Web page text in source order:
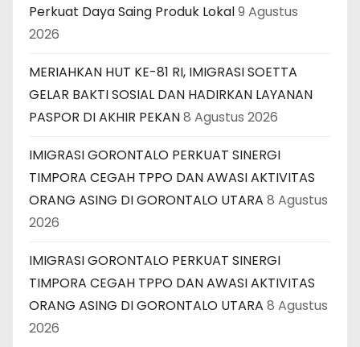
Perkuat Daya Saing Produk Lokal9 Agustus
2026
MERIAHKAN HUT KE-81 RI, IMIGRASI SOETTA
GELAR BAKTI SOSIAL DAN HADIRKAN LAYANAN
PASPOR DI AKHIR PEKAN8 Agustus 2026
IMIGRASI GORONTALO PERKUAT SINERGI
TIMPORA CEGAH TPPO DAN AWASI AKTIVITAS
ORANG ASING DI GORONTALO UTARA 8 Agustus
2026
IMIGRASI GORONTALO PERKUAT SINERGI
TIMPORA CEGAH TPPO DAN AWASI AKTIVITAS
ORANG ASING DI GORONTALO UTARA 8 Agustus
2026